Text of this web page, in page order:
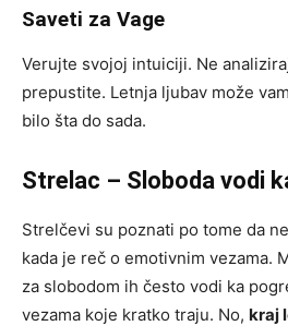
Saveti za Vage
Verujte svojoj intuiciji. Ne
prepustite. Letnja ljubav može
bilo šta do sada.
Strelac – Sloboda vodi
Strelčevi su poznati po tome da
kada je reč o emotivnim vezama.
za slobodom ih često vodi ka
vezama koje kratko traju. No, kraj